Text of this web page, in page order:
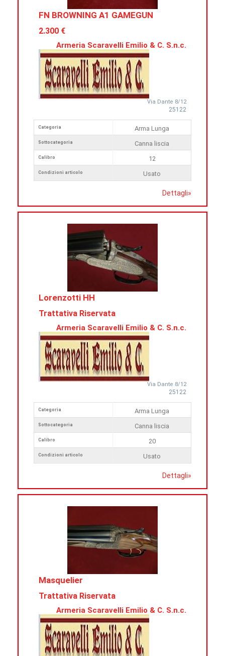
FN BROWNING A1 GAMEGUN
2.300 €
Armeria Scaravelli Emilio & C. S.n.c.
Via Dante 8/12
25122
Categoria
Sottocategoria
Calibro
Condizioni articolo
Arma Lunga
Canna liscia
12
Usato
Dettagli»
Lorenzotti HH
Trattativa Riservata
Armeria Scaravelli Emilio & C. S.n.c.
Via Dante 8/12
25122
Categoria
Sottocategoria
Calibro
Condizioni articolo
Arma Lunga
Canna liscia
20
Usato
Dettagli»
Masquelier
Trattativa Riservata
Armeria Scaravelli Emilio & C. S.n.c.